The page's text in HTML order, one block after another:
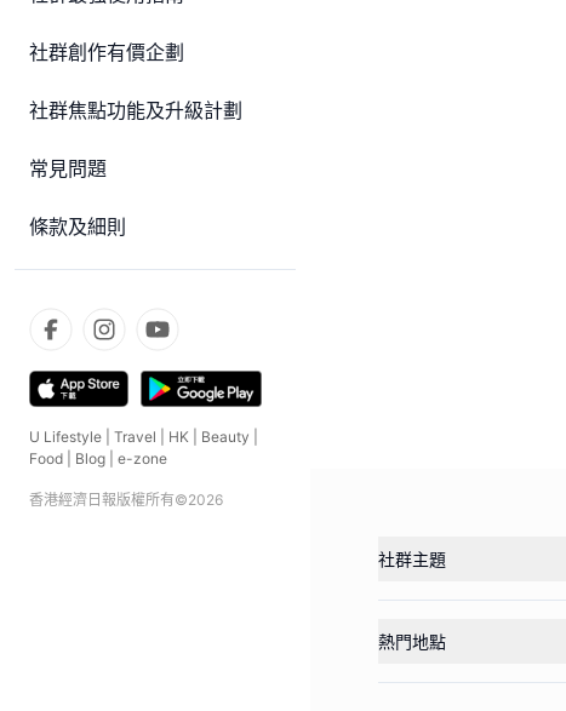
社群創作有價企劃
社群焦點功能及升級計劃
常見問題
條款及細則
U Lifestyle Travel HK Beauty
Food
Blog e-zone
香港經濟日報版權所有©2026
社群主題
熱門地點